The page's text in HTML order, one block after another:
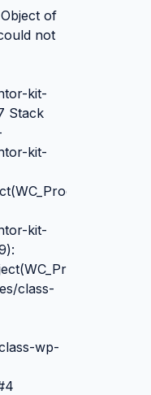
of
not
kit-
Stack
kit-
kit-
class-
wp-